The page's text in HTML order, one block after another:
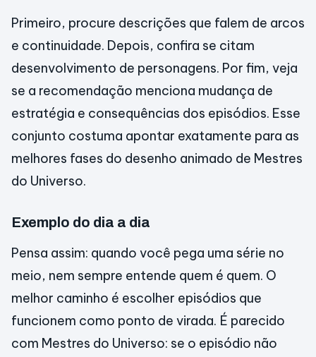
Primeiro, procure descrições que falem de arcos
e continuidade. Depois, confira se citam
desenvolvimento de personagens. Por fim, veja
se a recomendação menciona mudança de
estratégia e consequências dos episódios. Esse
conjunto costuma apontar exatamente para as
melhores fases do desenho animado de Mestres
do Universo.
Exemplo do dia a dia
Pensa assim: quando você pega uma série no
meio, nem sempre entende quem é quem. O
melhor caminho é escolher episódios que
funcionem como ponto de virada. É parecido
com Mestres do Universo: se o episódio não